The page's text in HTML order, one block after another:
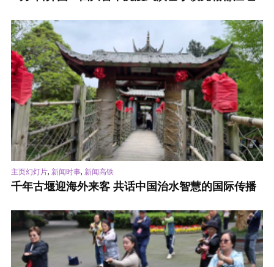
主页幻灯片, 新闻时事, 新闻高铁
千年古堰迎海外来客 共话中国治水智慧的国际传播